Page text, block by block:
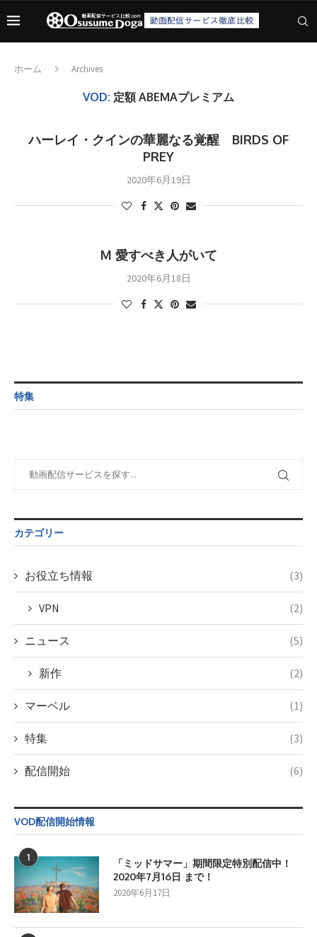
ホーム Archives
VOD: 定額 ABEMAプレミアム
ハーレイ・クインの華麗なる覚醒 BIRDS OF
PREY
2020年6月19日
M 愛すべき人がいて
2020年6月18日
特集
カテゴリー
お役立ち情報 (3)
VPN (2)
ニュース (5)
新作 (2)
マーベル (1)
特集 (3)
配信開始 (6)
VOD配信開始情報
1
「ミッドサマー」期間限定特別配信中！
2020年7月16日 まで！
2020年6月17日